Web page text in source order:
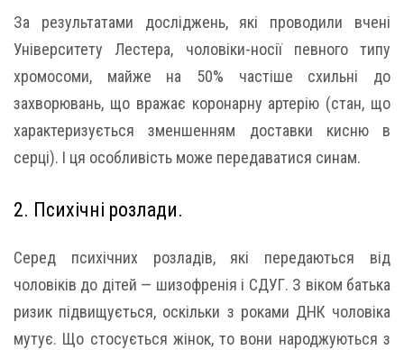
За результатами досліджень, які проводили вчені
Університету Лестера, чоловіки-носії певного типу
хромосоми, майже на 50% частіше схильні до
захворювань, що вражає коронарну артерію (стан, що
характеризується зменшенням доставки кисню в
серці). І ця особливість може передаватися синам.
2. Психічні розлади.
Серед психічних розладів, які передаються від
чоловіків до дітей — шизофренія і СДУГ. З віком батька
ризик підвищується, оскільки з роками ДНК чоловіка
мутує. Що стосується жінок, то вони народжуються з